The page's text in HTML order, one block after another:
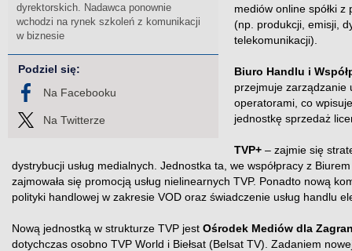
dyrektorskich. Nadawca ponownie
wchodzi na rynek szkoleń z komunikacji
w biznesie
Podziel się:
Na Facebooku
Na Twitterze
mediów online spółki z
(np. produkcji, emisji,
telekomunikacji).
Biuro Handlu i
przejmuje zarządzanie
operatorami, co
jednostkę sprzedaż
TVP+ – zajmie się
dystrybucji usług medialnych. Jednostka ta, we współpracy z
zajmowała się promocją usług nielinearnych TVP. Ponadto nową
polityki handlowej w zakresie VOD oraz świadczenie usług handlu
Nową jednostką w strukturze TVP jest Ośrodek Mediów dla
dotychczas osobno TVP World i Biełsat (Belsat TV). Zadaniem